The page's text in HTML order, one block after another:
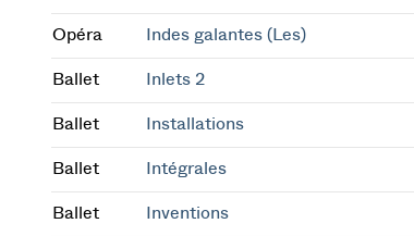
Opéra Indes galantes (Les)
Ballet Inlets 2
Ballet Installations
Ballet Intégrales
Ballet Inventions